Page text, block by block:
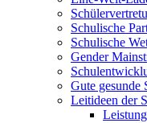
Schulische
Schulische
Gender
Gute gesunde
Leitideen der